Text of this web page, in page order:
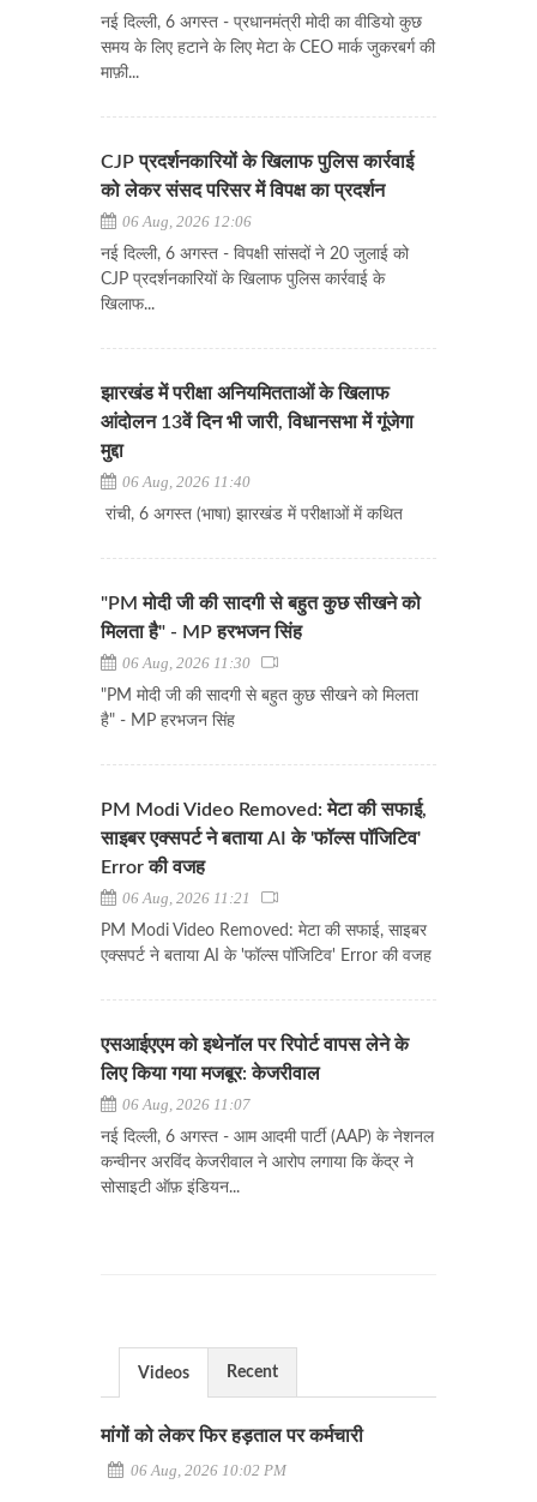
नई दिल्ली, 6 अगस्त - प्रधानमंत्री मोदी का वीडियो कुछ
समय के लिए हटाने के लिए मेटा के CEO मार्क जुकरबर्ग की
माफ़ी...
CJP प्रदर्शनकारियों के खिलाफ पुलिस कार्रवाई
को लेकर संसद परिसर में विपक्ष का प्रदर्शन
06 Aug, 2026 12:06
नई दिल्ली, 6 अगस्त - विपक्षी सांसदों ने 20 जुलाई को
CJP प्रदर्शनकारियों के खिलाफ पुलिस कार्रवाई के
खिलाफ...
झारखंड में परीक्षा अनियमितताओं के खिलाफ
आंदोलन 13वें दिन भी जारी, विधानसभा में गूंजेगा
मुद्दा
06 Aug, 2026 11:40
रांची, 6 अगस्त (भाषा) झारखंड में परीक्षाओं में कथित
"PM मोदी जी की सादगी से बहुत कुछ सीखने को
मिलता है" - MP हरभजन सिंह
06 Aug, 2026 11:30
"PM मोदी जी की सादगी से बहुत कुछ सीखने को मिलता
है" - MP हरभजन सिंह
PM Modi Video Removed: मेटा की सफाई,
साइबर एक्सपर्ट ने बताया AI के 'फॉल्स पॉजिटिव'
Error की वजह
06 Aug, 2026 11:21
PM Modi Video Removed: मेटा की सफाई, साइबर
एक्सपर्ट ने बताया AI के 'फॉल्स पॉजिटिव' Error की वजह
एसआईएएम को इथेनॉल पर रिपोर्ट वापस लेने के
लिए किया गया मजबूर: केजरीवाल
06 Aug, 2026 11:07
नई दिल्ली, 6 अगस्त - आम आदमी पार्टी (AAP) के नेशनल
कन्वीनर अरविंद केजरीवाल ने आरोप लगाया कि केंद्र ने
सोसाइटी ऑफ़ इंडियन...
Videos Recent
मांगों को लेकर फिर हड़ताल पर कर्मचारी
06 Aug, 2026 10:02 PM